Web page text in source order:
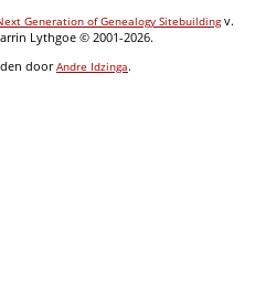
Generation of Genealogy Sitebuildingv.
Lythgoe © 2001-2026.
doorAndre Idzinga.